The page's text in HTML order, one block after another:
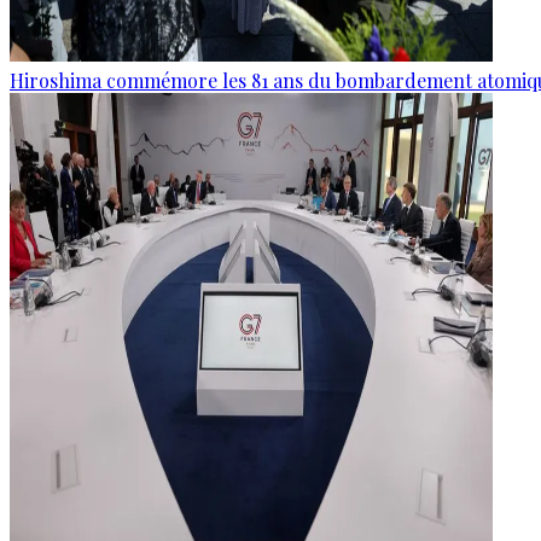
Hiroshima commémore les 81 ans du bombardement